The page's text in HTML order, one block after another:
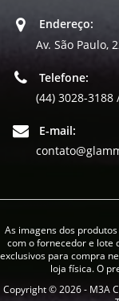
Endereço:
Av. São Paulo,
Telefone:
(44) 3028-3188
E-mail:
As imagens dos
com o fornecedor e lote
exclusivos para compra
loja física. O
Copyright © 2026 - M3A